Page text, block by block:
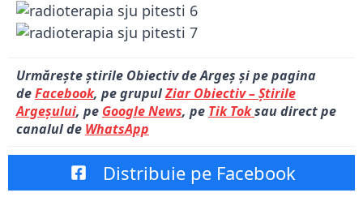
Urmărește știrile Obiectiv de Argeș și pe pagina
deFacebook, pe grupulZiar Obiectiv – Știrile
Argeșului, pe Google News, pe Tik Toksau direct pe
canalul de WhatsApp
Distribuie pe Facebook